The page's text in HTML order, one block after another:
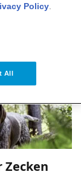
Zecken
Policy.
All